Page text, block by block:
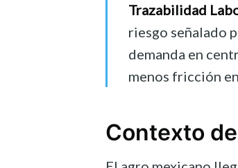
Trazabilidad
riesgo señalado
demanda en
menos fricción
Contexto